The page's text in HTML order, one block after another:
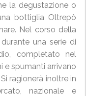
la degustazione o
bottiglia Oltrepò
Nel corso della
una serie di
completato nel
e spumanti arrivano
ragionerà inoltre in
nazionale e